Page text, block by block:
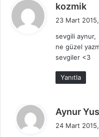
kozmik
i
k
i
23 Mart
sevgili aynur,
ne güzel
sevgiler <3
Yanıtla
Aynur
24 Mart